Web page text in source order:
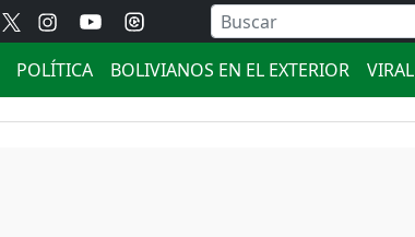
POLÍTICA BOLIVIANOS EN EL EXTERIOR VIRAL